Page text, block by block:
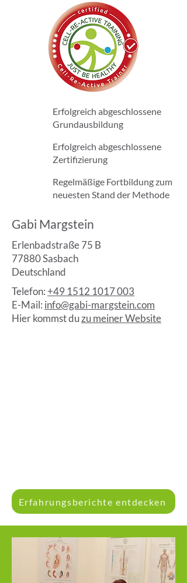
Erfolgreich abgeschlossene
Grundausbildung
Erfolgreich abgeschlossene
Zertifizierung
Regelmäßige Fortbildung zum
neuesten Stand der Methode
Gabi Margstein
Erlenbadstraße 75 B
77880 Sasbach
Deutschland
Telefon:+49 1512 1017 003
E-Mail: info@gabi-margstein.com
Hier kommst duzu meiner Website
Erfahrungsberichte entdecken